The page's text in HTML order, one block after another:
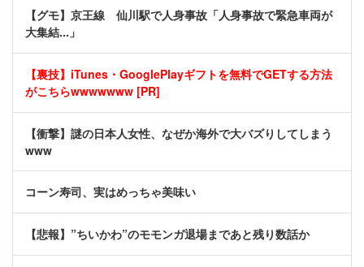
【グモ】京王線 仙川駅で人身事故「人身事故で緊急車両が
大集結...」
【裏技】iTunes・GooglePlayギフトを無料でGETする方法
がこちらwwwwwww [PR]
【衝撃】謎の日本人女性、なぜか海外で大バズりしてしまう
www
コーン寿司、実はめっちゃ美味い
【悲報】”ちいかわ”のモモンガ退場まであと残り数話か